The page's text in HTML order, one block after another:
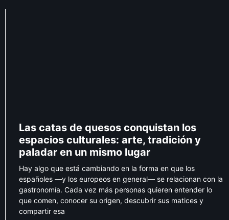
Las catas de quesos conquistan los
espacios culturales: arte, tradición y
paladar en un mismo lugar
Hay algo que está cambiando en la forma en que los
españoles —y los europeos en general— se relacionan con la
gastronomía. Cada vez más personas quieren entender lo
que comen, conocer su origen, descubrir sus matices y
compartir esa